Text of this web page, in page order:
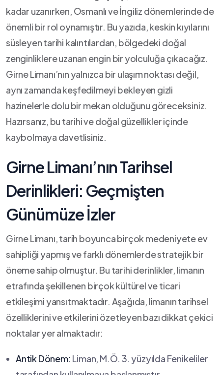
kadar uzanırken, Osmanlı ve İngiliz dönemlerinde de
önemli bir rol oynamıştır. Bu ​yazıda, keskin kıyılarını
süsleyen tarihi kalıntılardan, bölgedeki doğal
zenginliklere uzanan engin bir yolculuğa çıkacağız.
Girne Limanı’nın yalnızca bir ulaşım⁤ noktası değil,
aynı zamanda keşfedilmeyi bekleyen ​gizli
hazinelerle​ dolu bir mekan olduğunu göreceksiniz.
Hazırsanız, bu⁤ tarihi ve doğal güzellikler içinde
kaybolmaya ⁣davetlisiniz.
Girne Limanı’nın Tarihsel
Derinlikleri: Geçmişten
Günümüze İzler
Girne Limanı, tarih boyunca birçok medeniyete ev
sahipliği yapmış ve farklı dönemlerde ⁢stratejik⁤ bir
öneme⁣ sahip olmuştur.⁤ Bu ​tarihi derinlikler, limanın
etrafında şekillenen birçok kültürel ve ticari
etkileşimi yansıtmaktadır. Aşağıda, limanın tarihsel
özelliklerini ve etkilerini özetleyen bazı dikkat çekici
noktalar yer almaktadır:
Antik Dönem: Liman, M.Ö. 3. yüzyılda Fenikeliler